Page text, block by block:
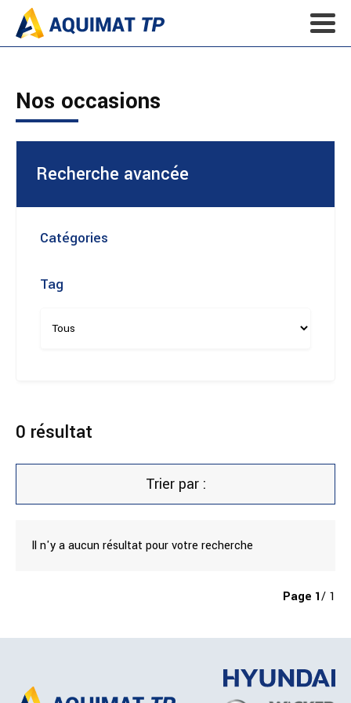
Nos occasions
Recherche avancée
Catégories
Tag
0 résultat
Trier par :
Il n'y a aucun résultat pour votre recherche
Page 1/ 1